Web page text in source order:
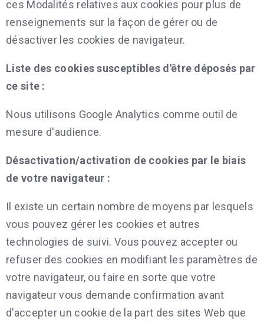
ces Modalités relatives aux cookies pour plus de
renseignements sur la façon de gérer ou de
désactiver les cookies de navigateur.
Liste des cookies susceptibles d'être déposés par
ce site :
Nous utilisons Google Analytics comme outil de
mesure d'audience.
Désactivation/activation de cookies par le biais
de votre navigateur :
Il existe un certain nombre de moyens par lesquels
vous pouvez gérer les cookies et autres
technologies de suivi. Vous pouvez accepter ou
refuser des cookies en modifiant les paramètres de
votre navigateur, ou faire en sorte que votre
navigateur vous demande confirmation avant
d’accepter un cookie de la part des sites Web que